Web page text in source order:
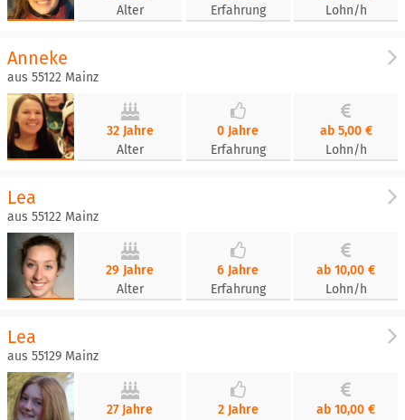
Alter
Erfahrung
Lohn/h
Anneke
aus 55122 Mainz
32 Jahre
Alter
0 Jahre
Erfahrung
ab 5,00 €
Lohn/h
Lea
aus 55122 Mainz
29 Jahre
Alter
6 Jahre
Erfahrung
ab 10,00 €
Lohn/h
Lea
aus 55129 Mainz
27 Jahre
2 Jahre
ab 10,00 €